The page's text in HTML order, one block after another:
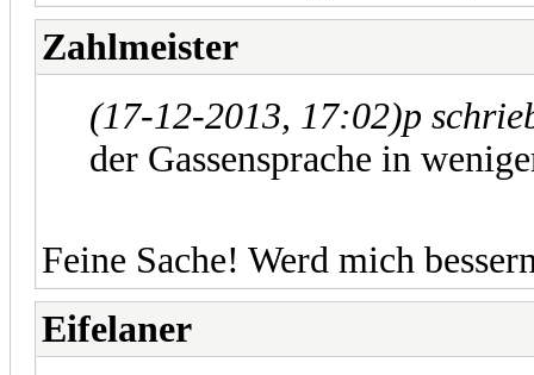
Zahlmeister
(17-12-2013, 17:02)p
der Gassensprache in
Feine Sache! Werd mich
Eifelaner